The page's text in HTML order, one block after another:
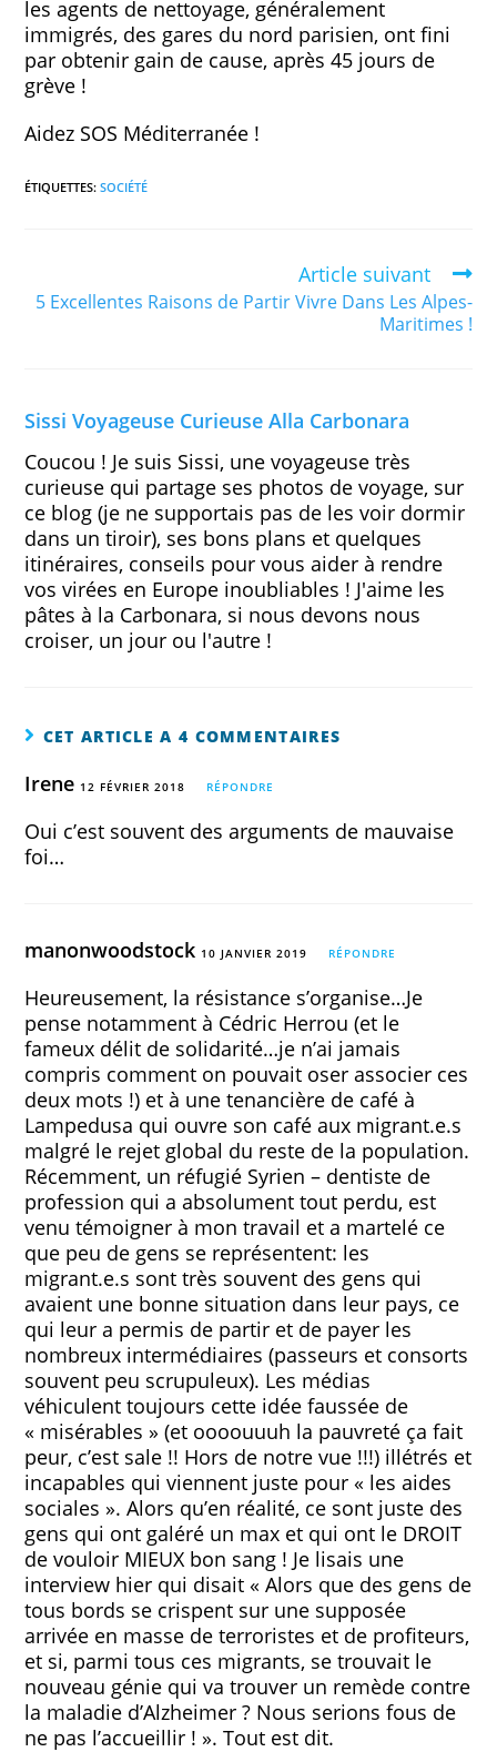
les agents de nettoyage, généralement
immigrés, des gares du nord parisien, ont fini
par obtenir gain de cause, après 45 jours de
grève !
Aidez SOS Méditerranée !
ÉTIQUETTES:SOCIÉTÉ
Article suivant
5 Excellentes Raisons de Partir Vivre Dans Les Alpes-
Maritimes !
Sissi Voyageuse Curieuse Alla Carbonara
Coucou ! Je suis Sissi, une voyageuse très
curieuse qui partage ses photos de voyage, sur
ce blog (je ne supportais pas de les voir dormir
dans un tiroir), ses bons plans et quelques
itinéraires, conseils pour vous aider à rendre
vos virées en Europe inoubliables ! J'aime les
pâtes à la Carbonara, si nous devons nous
croiser, un jour ou l'autre !
CET ARTICLE A 4 COMMENTAIRES
Irene 12 FÉVRIER 2018 RÉPONDRE
Oui c’est souvent des arguments de mauvaise
foi…
manonwoodstock 10 JANVIER 2019 RÉPONDRE
Heureusement, la résistance s’organise…Je
pense notamment à Cédric Herrou (et le
fameux délit de solidarité…je n’ai jamais
compris comment on pouvait oser associer ces
deux mots !) et à une tenancière de café à
Lampedusa qui ouvre son café aux migrant.e.s
malgré le rejet global du reste de la population.
Récemment, un réfugié Syrien – dentiste de
profession qui a absolument tout perdu, est
venu témoigner à mon travail et a martelé ce
que peu de gens se représentent: les
migrant.e.s sont très souvent des gens qui
avaient une bonne situation dans leur pays, ce
qui leur a permis de partir et de payer les
nombreux intermédiaires (passeurs et consorts
souvent peu scrupuleux). Les médias
véhiculent toujours cette idée faussée de
« misérables » (et oooouuuh la pauvreté ça fait
peur, c’est sale !! Hors de notre vue !!!) illétrés et
incapables qui viennent juste pour « les aides
sociales ». Alors qu’en réalité, ce sont juste des
gens qui ont galéré un max et qui ont le DROIT
de vouloir MIEUX bon sang ! Je lisais une
interview hier qui disait « Alors que des gens de
tous bords se crispent sur une supposée
arrivée en masse de terroristes et de profiteurs,
et si, parmi tous ces migrants, se trouvait le
nouveau génie qui va trouver un remède contre
la maladie d’Alzheimer ? Nous serions fous de
ne pas l’accueillir ! ». Tout est dit.